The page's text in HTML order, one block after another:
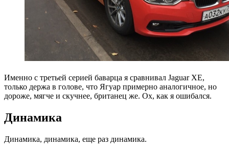
Именно с третьей серией баварца я сравнивал Jaguar XE,
только держа в голове, что Ягуар примерно аналогичное, но
дороже, мягче и скучнее, британец же. Ох, как я ошибался.
Динамика
Динамика, динамика, еще раз динамика.